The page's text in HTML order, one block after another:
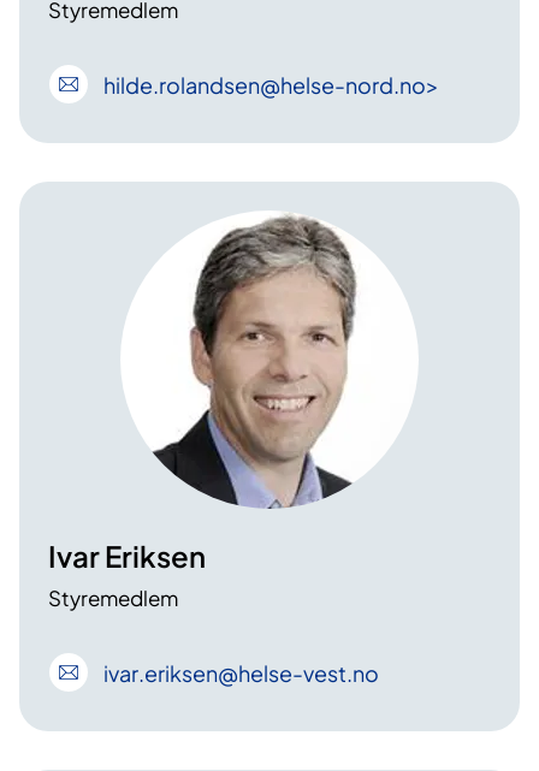
Styremedlem
hilde .rolandsen@helse-nord .no>
Ivar Eriksen
Styremedlem
ivar .eriksen@helse-vest .no